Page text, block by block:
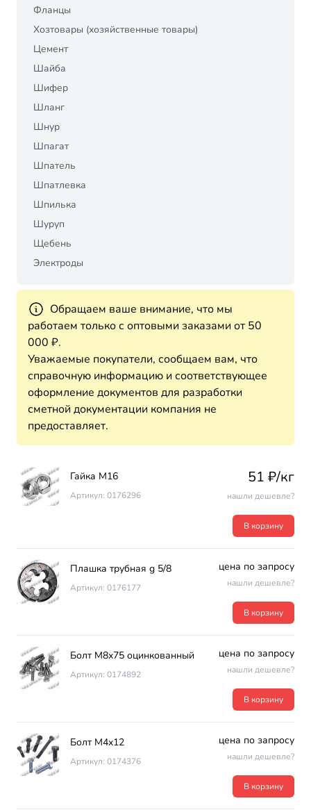
Фланцы
Хозтовары (хозяйственные товары)
Цемент
Шайба
Шифер
Шланг
Шнур
Шпагат
Шпатель
Шпатлевка
Шпилька
Шуруп
Щебень
Электроды
Обращаем ваше внимание, что мы
работаем только с оптовыми заказами от 50
000 ₽.
Уважаемые покупатели, сообщаем вам, что
справочную информацию и соответствующее
оформление документов для разработки
сметной документации компания не
предоставляет.
Гайка М16
Артикул: 0176296
51 ₽/кг
нашли дешевле?
В корзину
Плашка трубная g 5/8
Артикул: 0176177
цена по запросу
нашли дешевле?
В корзину
Болт М8х75 оцинкованный
Артикул: 0174892
цена по запросу
нашли дешевле?
В корзину
Болт М4х12
Артикул: 0174376
цена по запросу
нашли дешевле?
В корзину